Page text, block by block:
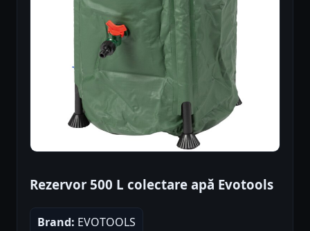
Rezervor 500 L colectare apă Evotools
Brand: EVOTOOLS